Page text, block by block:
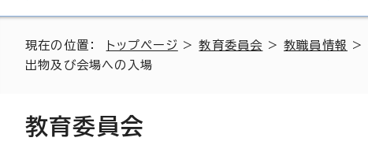
現在の位置： トップページ >教育委員会 >教職員情報 >
出物及び会場への入場
教育委員会